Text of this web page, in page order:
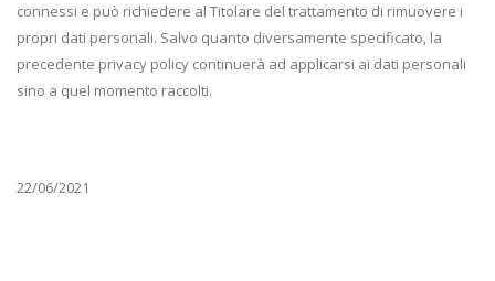
connessi e può richiedere al Titolare del trattamento di rimuovere i
propri dati personali. Salvo quanto diversamente specificato, la
precedente privacy policy continuerà ad applicarsi ai dati personali
sino a quel momento raccolti.
22/06/2021